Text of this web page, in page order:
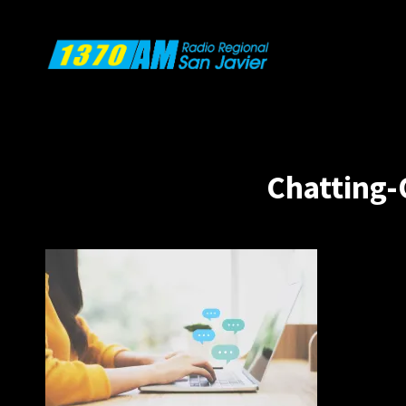
Chatting-